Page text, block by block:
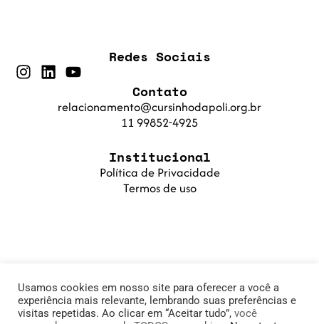
Institucional
Política de Privacidade
Termos de uso
Contato
relacionamento@cursinhodapoli.org.br
11 99852-4925
Redes Sociais
Usamos cookies em nosso site para oferecer a você a
experiência mais relevante, lembrando suas preferências e
visitas repetidas. Ao clicar em “Aceitar tudo”, você